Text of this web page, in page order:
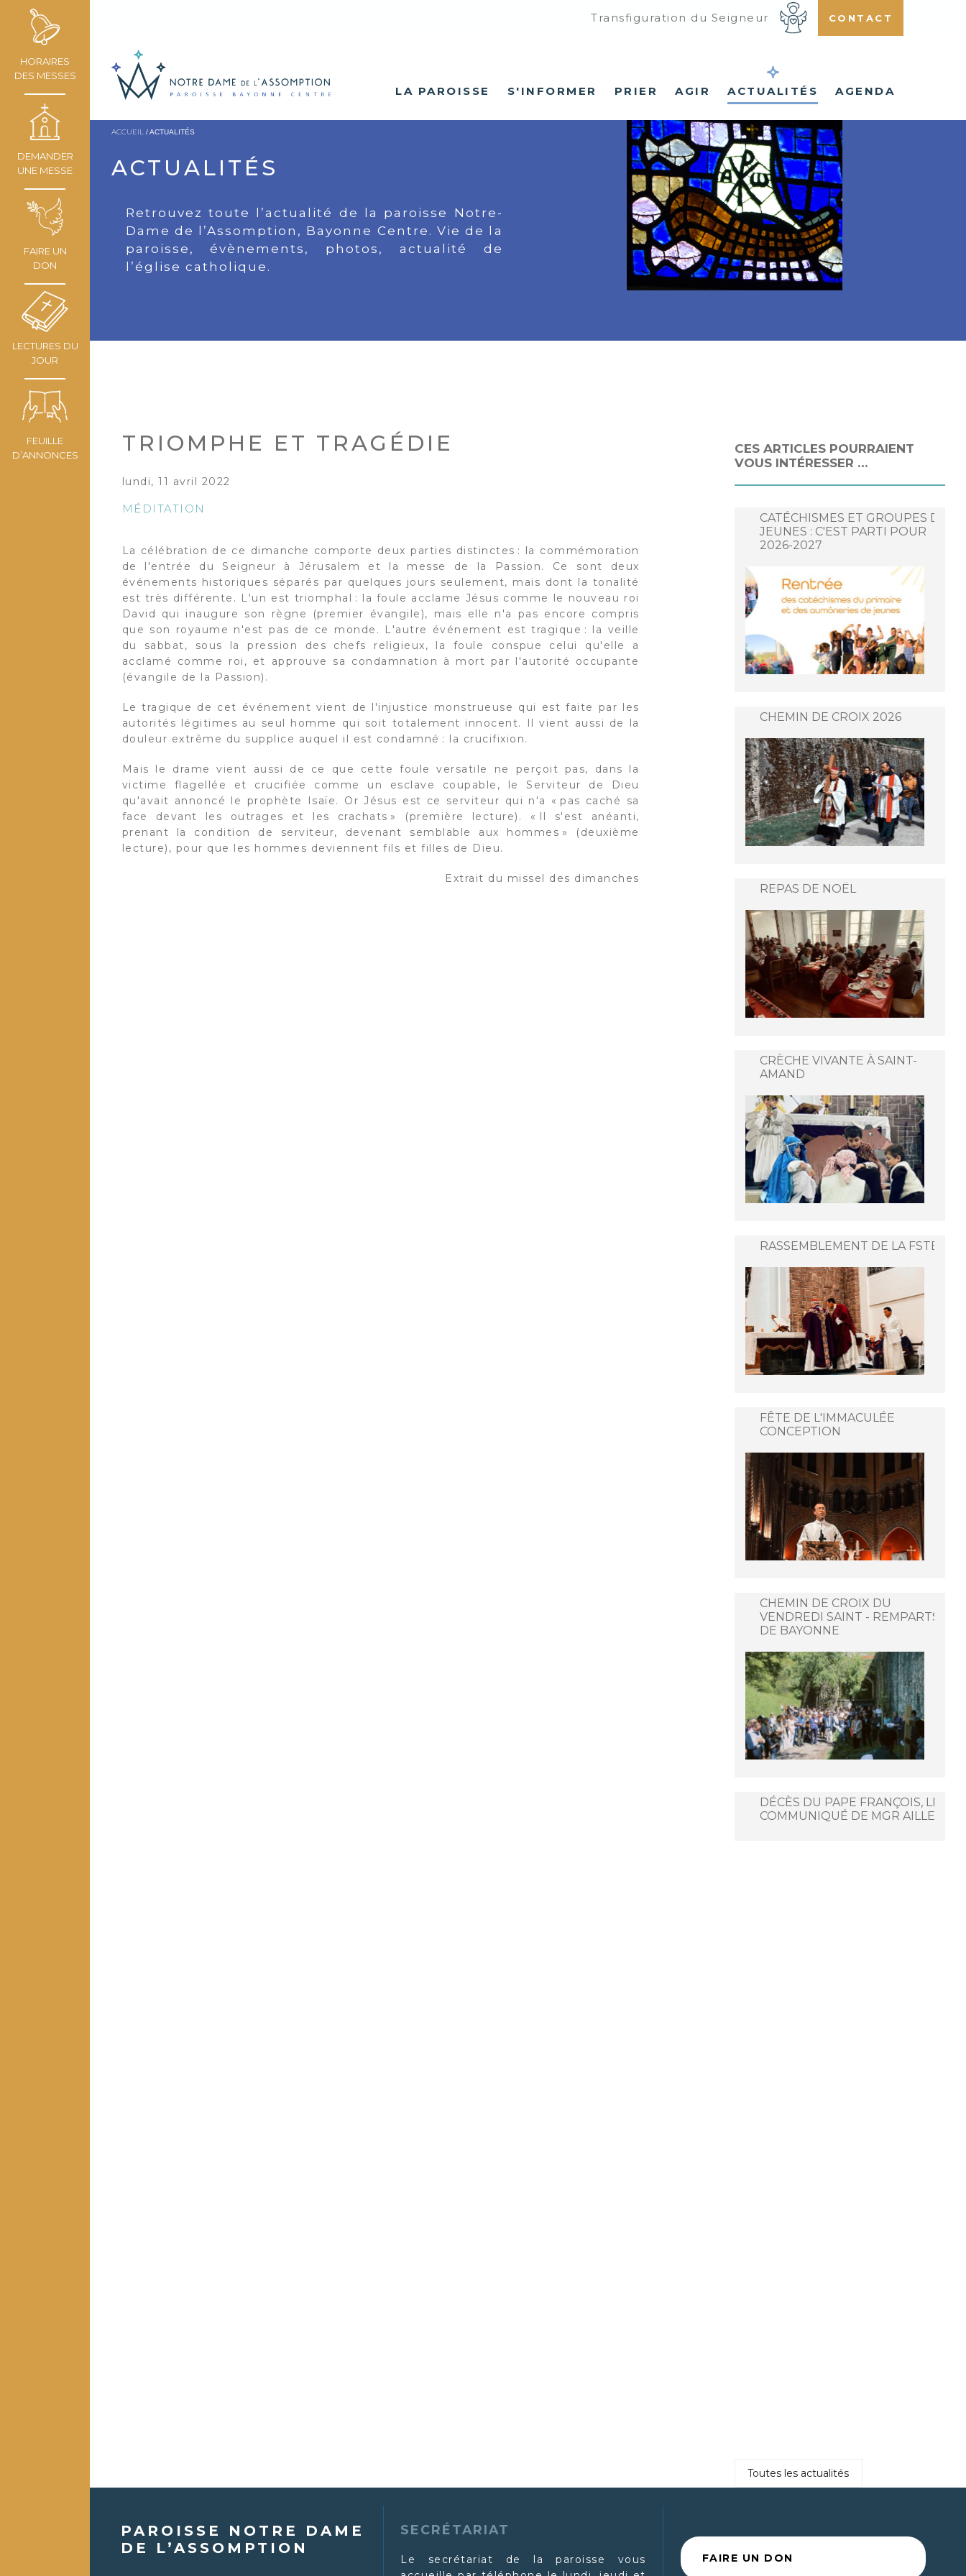
Transfiguration du Seigneur CONTACT
LA PAROISSE S'INFORMER PRIER AGIR ACTUALITÉS AGENDA
ACCUEIL / ACTUALITÉS
ACTUALITÉS
Retrouvez toute l’actualité de la paroisse Notre-
Dame de l’Assomption, Bayonne Centre. Vie de la
paroisse, évènements, photos, actualité de
l’église catholique.
HORAIRES
DES MESSES
DEMANDER
UNE MESSE
FAIRE UN
DON
LECTURES DU
JOUR
FEUILLE
D’ANNONCES
TRIOMPHE ET TRAGÉDIE
lundi, 11 avril 2022
MÉDITATION
La célébration de ce dimanche comporte deux parties distinctes : la commémoration
de l'entrée du Seigneur à Jérusalem et la messe de la Passion. Ce sont deux
événements historiques séparés par quelques jours seulement, mais dont la tonalité
est très différente. L'un est triomphal : la foule acclame Jésus comme le nouveau roi
David qui inaugure son règne (premier évangile), mais elle n'a pas encore compris
que son royaume n'est pas de ce monde. L'autre événement est tragique : la veille
du sabbat, sous la pression des chefs religieux, la foule conspue celui qu'elle a
acclamé comme roi, et approuve sa condamnation à mort par l'autorité occupante
(évangile de la Passion).
Le tragique de cet événement vient de l'injustice monstrueuse qui est faite par les
autorités légitimes au seul homme qui soit totalement innocent. Il vient aussi de la
douleur extrême du supplice auquel il est condamné : la crucifixion.
Mais le drame vient aussi de ce que cette foule versatile ne perçoit pas, dans la
victime flagellée et crucifiée comme un esclave coupable, le Serviteur de Dieu
qu'avait annoncé le prophète Isaïe. Or Jésus est ce serviteur qui n'a « pas caché sa
face devant les outrages et les crachats » (première lecture). « Il s'est anéanti,
prenant la condition de serviteur, devenant semblable aux hommes » (deuxième
lecture), pour que les hommes deviennent fils et filles de Dieu.
Extrait du missel des dimanches
CES ARTICLES POURRAIENT
VOUS INTÉRESSER …
CATÉCHISMES ET GROUPES DE
JEUNES : C'EST PARTI POUR
2026-2027
CHEMIN DE CROIX 2026
REPAS DE NOËL
CRÈCHE VIVANTE À SAINT-
AMAND
RASSEMBLEMENT DE LA FSTB
FÊTE DE L'IMMACULÉE
CONCEPTION
CHEMIN DE CROIX DU
VENDREDI SAINT - REMPARTS
DE BAYONNE
DÉCÈS DU PAPE FRANÇOIS, LE
COMMUNIQUÉ DE MGR AILLET.
Toutes les actualités
PAROISSE NOTRE DAME
DE L’ASSOMPTION
SECRÉTARIAT
Le secrétariat de la paroisse vous
FAIRE UN DON